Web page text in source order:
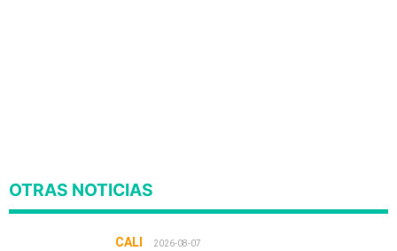
OTRAS NOTICIAS
CALI 2026-08-07